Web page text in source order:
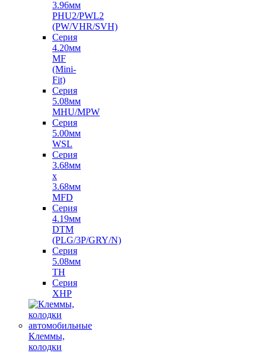
3.96мм
PHU2/PWL2
(PW/VHR/SVH)
Серия
4.20мм
MF
(Mini-
Fit)
Серия
5.08мм
MHU/MPW
Серия
5.00мм
WSL
Серия
3.68мм
х
3.68мм
MFD
Серия
4.19мм
DTM
(PLG/3P/GRY/N)
Серия
5.08мм
TH
Серия
XHP
Клеммы,
колодки